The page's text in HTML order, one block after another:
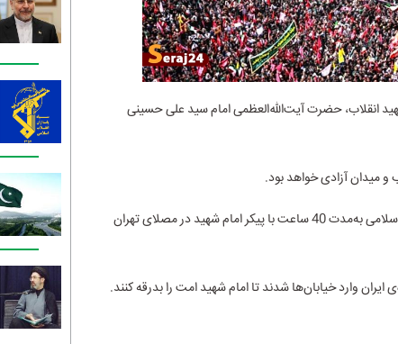
انقلاب، حضرت آیت‌الله‌العظمی امام سید علی حسینی
و میدان آزادی خواهد بود.
شنبه و یکشنبه 13 و 14 تیرماه مردم ایران و امت اسلامی به‌مدت 40 ساعت با پیکر امام شهید در مصلای تهران
وارد خیابان‌ها شدند تا امام شهید امت را بدرقه کنند.